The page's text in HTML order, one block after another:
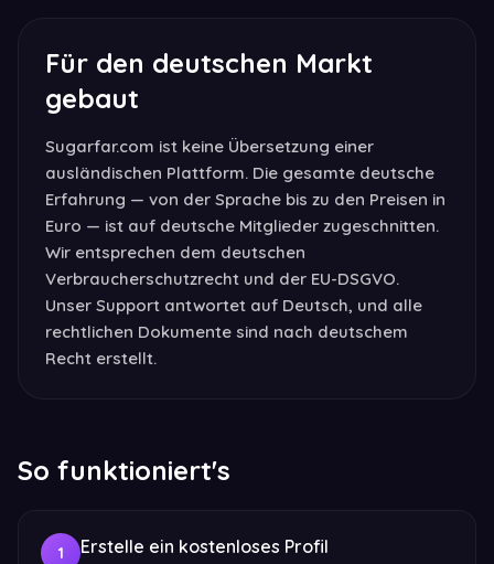
Für den deutschen Markt
gebaut
Sugarfar.com ist keine Übersetzung einer
ausländischen Plattform. Die gesamte deutsche
Erfahrung — von der Sprache bis zu den Preisen in
Euro — ist auf deutsche Mitglieder zugeschnitten.
Wir entsprechen dem deutschen
Verbraucherschutzrecht und der EU-DSGVO.
Unser Support antwortet auf Deutsch, und alle
rechtlichen Dokumente sind nach deutschem
Recht erstellt.
So funktioniert's
1 Erstelle ein kostenloses Profil